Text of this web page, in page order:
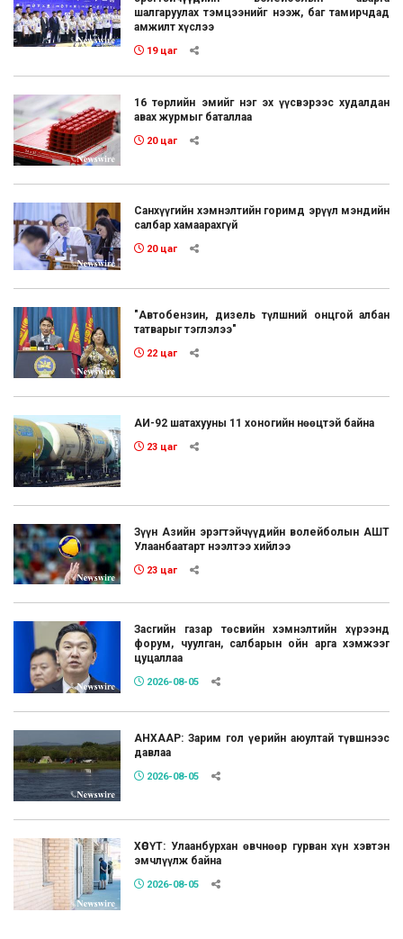
шалгаруулах тэмцээнийг нээж, баг тамирчдад
амжилт хүслээ
19 цаг
16 төрлийн эмийг нэг эх үүсвэрээс худалдан
авах журмыг баталлаа
20 цаг
Санхүүгийн хэмнэлтийн горимд эрүүл мэндийн
салбар хамаарахгүй
20 цаг
"Автобензин, дизель түлшний онцгой албан
татварыг тэглэлээ"
22 цаг
АИ-92 шатахууны 11 хоногийн нөөцтэй байна
23 цаг
Зүүн Азийн эрэгтэйчүүдийн волейболын АШТ
Улаанбаатарт нээлтээ хийлээ
23 цаг
Засгийн газар төсвийн хэмнэлтийн хүрээнд
форум, чуулган, салбарын ойн арга хэмжээг
цуцаллаа
2026-08-05
АНХААР: Зарим гол үерийн аюултай түвшнээс
давлаа
2026-08-05
ХӨСҮТ: Улаанбурхан өвчнөөр гурван хүн хэвтэн
эмчлүүлж байна
2026-08-05